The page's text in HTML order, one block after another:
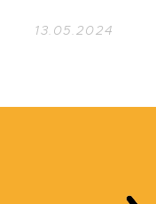
13.05.2024